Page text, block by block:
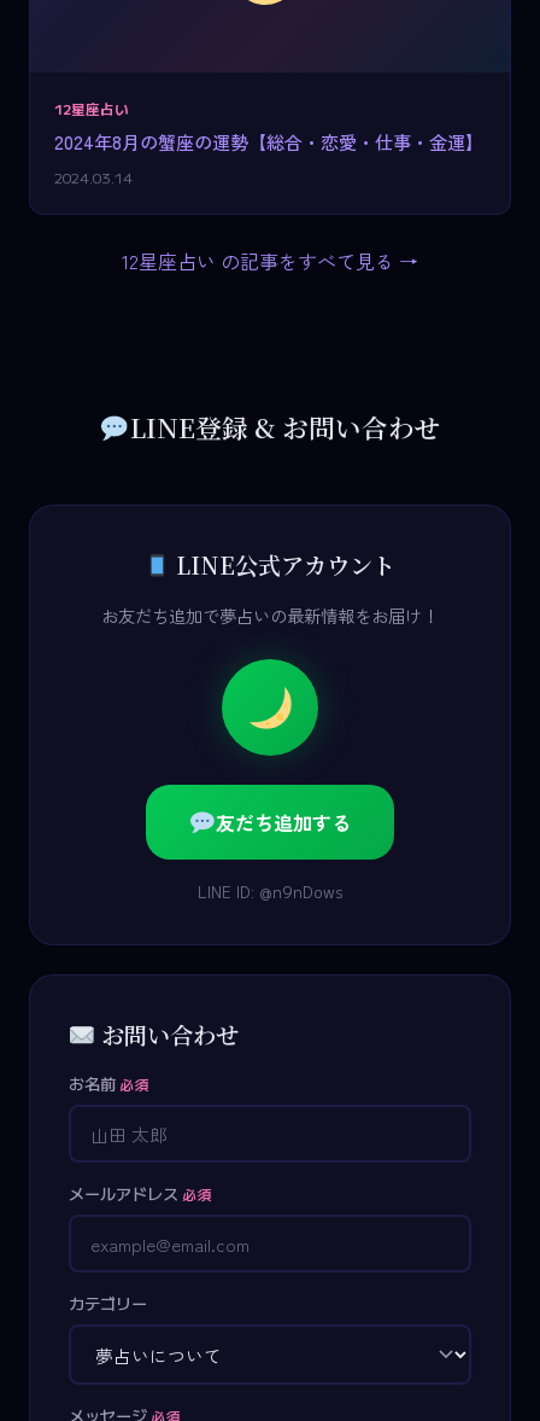
12星座占い
2024年8月の蟹座の運勢【総合・恋愛・仕事・金運】
2024.03.14
12星座占い の記事をすべて見る →
LINE登録 & お問い合わせ
LINE公式アカウント
お友だち追加で夢占いの最新情報をお届け！
友だち追加する
LINE ID: @n9nDows
お問い合わせ
お名前 必須
メールアドレス 必須
カテゴリー
メッセージ 必須